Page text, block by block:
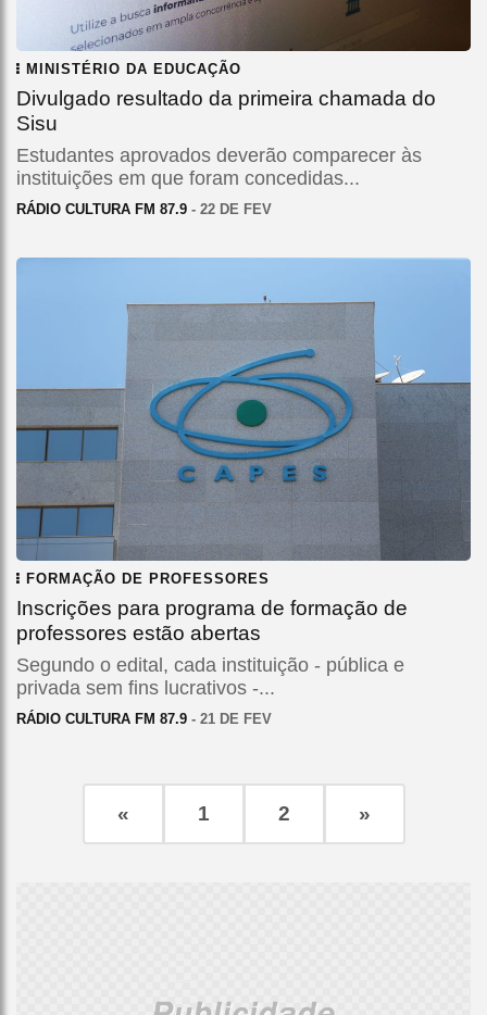
MINISTÉRIO DA EDUCAÇÃO
Divulgado resultado da primeira chamada do
Sisu
Estudantes aprovados deverão comparecer às
instituições em que foram concedidas...
RÁDIO CULTURA FM 87.9 - 22 DE FEV
FORMAÇÃO DE PROFESSORES
Inscrições para programa de formação de
professores estão abertas
Segundo o edital, cada instituição - pública e
privada sem fins lucrativos -...
RÁDIO CULTURA FM 87.9 - 21 DE FEV
« 1 2 »